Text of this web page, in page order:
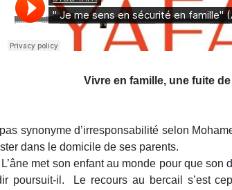
Vivre en famille, une fuite
synonyme d’irresponsabilité selon
dans le domicile de ses parents.
L’âne met son enfant au monde pour que
poursuit-il.
Le recours au bercail s’est